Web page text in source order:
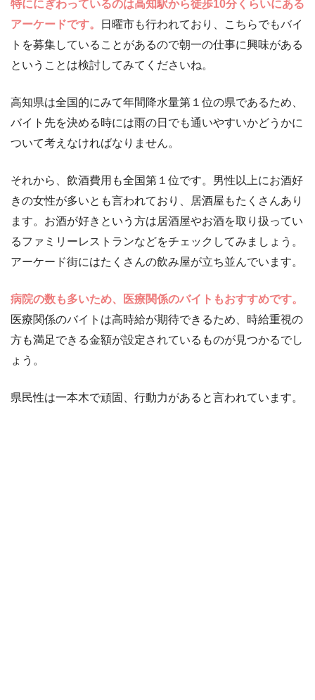
特ににぎわっているのは高知駅から徒歩10分くらいにある
アーケードです。
日曜市も行われており、こちらでもバイ
トを募集していることがあるので朝一の仕事に興味がある
ということは検討してみてくださいね。
高知県は全国的にみて年間降水量第１位の県であるため、
バイト先を決める時には雨の日でも通いやすいかどうかに
ついて考えなければなりません。
それから、飲酒費用も全国第１位です。男性以上にお酒好
きの女性が多いとも言われており、居酒屋もたくさんあり
ます。お酒が好きという方は居酒屋やお酒を取り扱ってい
るファミリーレストランなどをチェックしてみましょう。
アーケード街にはたくさんの飲み屋が立ち並んでいます。
病院の数も多いため、医療関係のバイトもおすすめです。
医療関係のバイトは高時給が期待できるため、時給重視の
方も満足できる金額が設定されているものが見つかるでし
ょう。
県民性は一本木で頑固、行動力があると言われています。